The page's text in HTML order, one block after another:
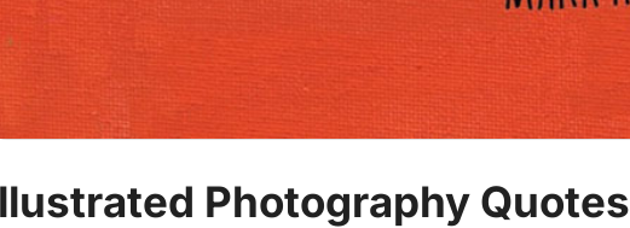
Photography Quotes